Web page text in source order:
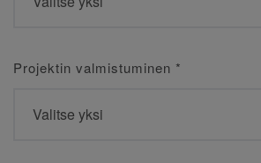
Projektin valmistuminen *